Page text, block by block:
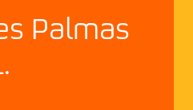
Palmas